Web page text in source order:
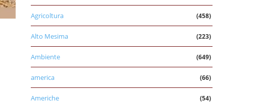
Agricoltura (458)
Alto Mesima (223)
Ambiente (649)
america (66)
Americhe (54)